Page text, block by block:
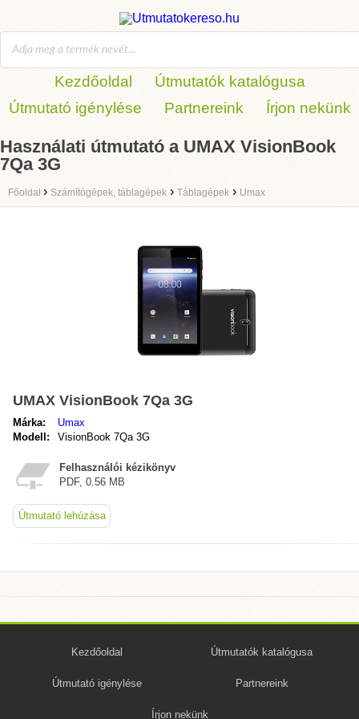
Kezdőoldal
Útmutatók katalógusa
Útmutató igénylése
Partnereink Írjon nekünk
Használati útmutató a UMAX VisionBook
7Qa 3G
Főoldal › Számítógépek, táblagépek › Táblagépek › Umax
UMAX VisionBook 7Qa 3G
Márka:
Umax
Modell:
VisionBook 7Qa 3G
Felhasználói kézikönyv
PDF, 0.56 MB
Útmutató lehúzása
Kezdőoldal Útmutatók katalógusa
Útmutató igénylése Partnereink
Írjon nekünk